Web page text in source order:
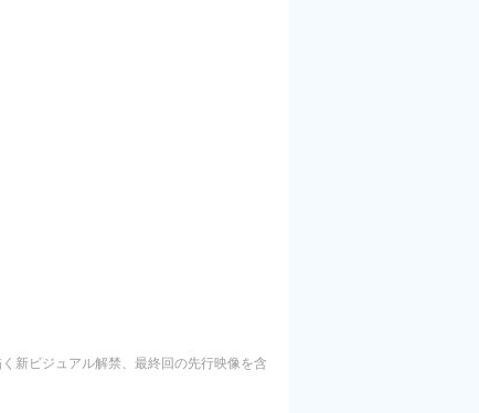
新ビジュアル解禁、最終回の先行映像を含